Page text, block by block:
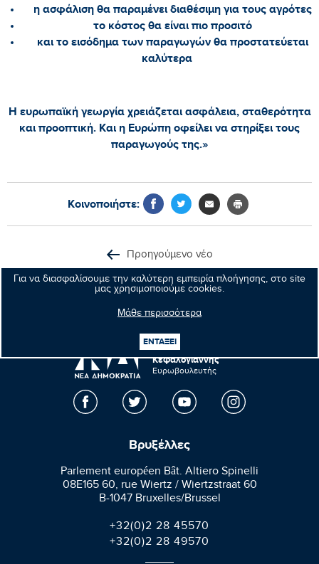
Για να διασφαλίσουμε την καλύτερη εμπειρία πλοήγησης, στο site
μας χρησιμοποιούμε cookies.
Μάθε περισσότερα
ΕΝΤΑΞΕΙ
η ασφάλιση θα παραμένει διαθέσιμη για τους αγρότες
το κόστος θα είναι πιο προσιτό
και το εισόδημα των παραγωγών θα προστατεύεται
καλύτερα
Η ευρωπαϊκή γεωργία χρειάζεται ασφάλεια, σταθερότητα
και προοπτική. Και η Ευρώπη οφείλει να στηρίξει τους
παραγωγούς της.»
Κοινοποιήστε:
Προηγούμενο νέο
Επόμενο νέο
Μανώλης
Κεφαλογιάννης
Ευρωβουλευτής
Βρυξέλλες
Parlement européen Bât. Altiero Spinelli
08E165 60, rue Wiertz / Wiertzstraat 60
B-1047 Bruxelles/Brussel
+32(0)2 28 45570
+32(0)2 28 49570